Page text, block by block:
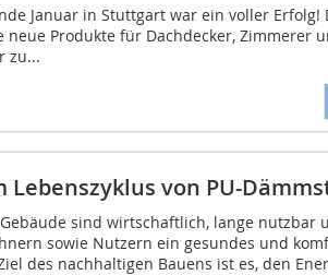
Januar in Stuttgart war ein voller Erfolg!
neue Produkte für Dachdecker, Zimmerer
zu...
Lebenszyklus von PU-
sind wirtschaftlich, lange nutzbar
sowie Nutzern ein gesundes und
des nachhaltigen Bauens ist es, den